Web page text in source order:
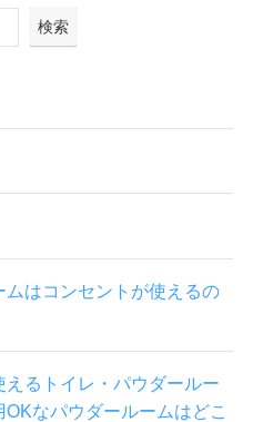
検索
はコンセントが使えるの
るトイレ・パウダールー
なパウダールームはどこ